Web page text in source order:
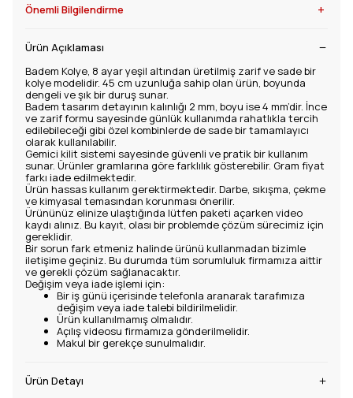
Önemli Bilgilendirme +
Ürün Açıklaması
Badem Kolye, 8 ayar yeşil altından üretilmiş zarif ve sade bir
kolye modelidir. 45 cm uzunluğa sahip olan ürün, boyunda
dengeli ve şık bir duruş sunar.
Badem tasarım detayının kalınlığı 2 mm, boyu ise 4 mm’dir. İnce
ve zarif formu sayesinde günlük kullanımda rahatlıkla tercih
edilebileceği gibi özel kombinlerde de sade bir tamamlayıcı
olarak kullanılabilir.
Gemici kilit sistemi sayesinde güvenli ve pratik bir kullanım
sunar. Ürünler gramlarına göre farklılık gösterebilir. Gram fiyat
farkı iade edilmektedir.
Ürün hassas kullanım gerektirmektedir. Darbe, sıkışma, çekme
ve kimyasal temasından korunması önerilir.
Ürününüz elinize ulaştığında lütfen paketi açarken video
kaydı alınız. Bu kayıt, olası bir problemde çözüm sürecimiz için
gereklidir.
Bir sorun fark etmeniz halinde ürünü kullanmadan bizimle
iletişime geçiniz. Bu durumda tüm sorumluluk firmamıza aittir
ve gerekli çözüm sağlanacaktır.
Değişim veya iade işlemi için:
Bir iş günü içerisinde telefonla aranarak tarafımıza
değişim veya iade talebi bildirilmelidir.
Ürün kullanılmamış olmalıdır.
Açılış videosu firmamıza gönderilmelidir.
Makul bir gerekçe sunulmalıdır.
Ürün Detayı